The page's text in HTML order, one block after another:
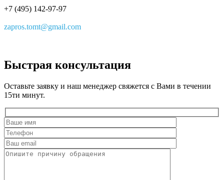
+7 (495) 142-97-97
zapros.tomt@gmail.com
Быстрая консультация
Оставьте заявку и наш менеджер свяжется с Вами в течении
15ти минут.